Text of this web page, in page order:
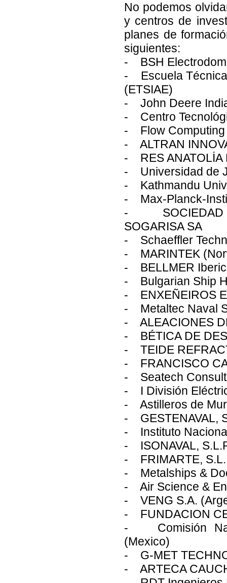
No podemos
y centros de
planes de
siguientes:
- BSH
- Escuela Técnica
(ETSIAE)
- John Deere
- Centro
- Flow Computing
- ALTRAN
- RES ANATOLİA
- Universidad de
- Kathmandu
- Max-Planck-
- SOCIEDAD
SOGARISA SA
- Schaeffler
- MARINTEK
- BELLMER
- Bulgarian Ship
- ENXEÑEIROS E
- Metaltec Naval
- ALEACIONES
- BÉTICA DE
- TEIDE
- FRANCISCO
- Seatech
- I División
- Astilleros de
- GESTENAVAL,
- Instituto
- ISONAVAL,
- FRIMARTE, S.L.
- Metalships &
- Air Science &
- VENG S.A.
- FUNDACION
- Comisión
(Mexico)
- G-MET
- ARTECA